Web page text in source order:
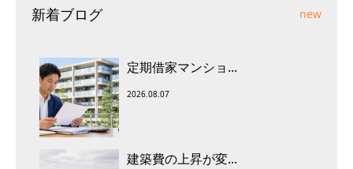
新着ブログ new
定期借家マンショ...
2026.08.07
建築費の上昇が変...